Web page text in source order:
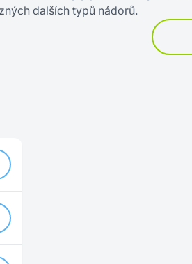
dalších typů nádorů.